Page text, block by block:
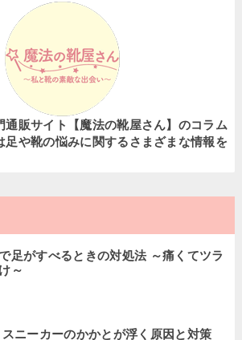
通販サイト【魔法の靴屋さん】のコラム
足や靴の悩みに関するさまざまな情報を
足がすべるときの対処法 ～痛くてツラ
～
ニーカーのかかとが浮く原因と対策